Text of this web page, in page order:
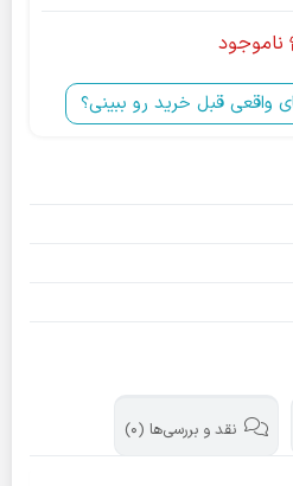
ناموجود
قبل خرید رو ببینی؟
نقد و بررسی‌ها (0)